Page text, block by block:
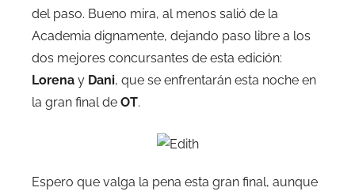
del paso. Bueno mira, al menos salió de la
Academia dignamente, dejando paso libre a los
dos mejores concursantes de esta edición:
Lorena y Dani, que se enfrentarán esta noche en
la gran final de OT.
Espero que valga la pena esta gran final, aunque